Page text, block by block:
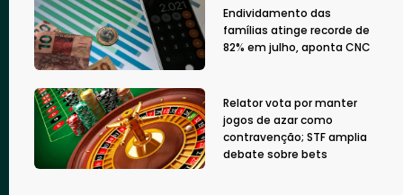
Endividamento das
famílias atinge recorde de
82% em julho, aponta CNC
Relator vota por manter
jogos de azar como
contravenção; STF amplia
debate sobre bets